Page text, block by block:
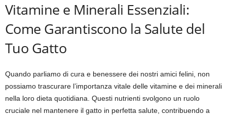
Vitamine e Minerali Essenziali:
Come Garantiscono la Salute del
Tuo Gatto
Quando parliamo di cura e benessere dei nostri amici felini, non
possiamo trascurare l’importanza vitale delle vitamine e dei minerali
nella loro dieta quotidiana. Questi nutrienti svolgono un ruolo
cruciale nel mantenere il gatto in perfetta salute, contribuendo a